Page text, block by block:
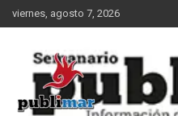
Saltar
al
viernes, agosto 7, 2026